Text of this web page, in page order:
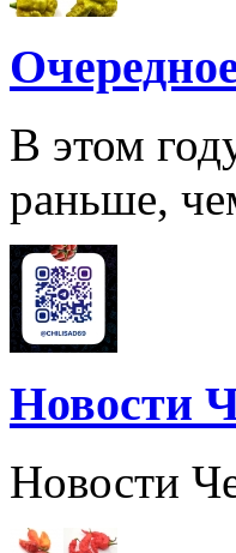
В этом
раньше,
Новости
Новости